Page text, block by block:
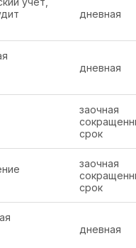
дневная
дневная
заочная
срок
заочная
срок
дневная